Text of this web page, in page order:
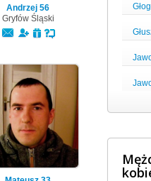
Andrzej 56
Gryfów Śląski